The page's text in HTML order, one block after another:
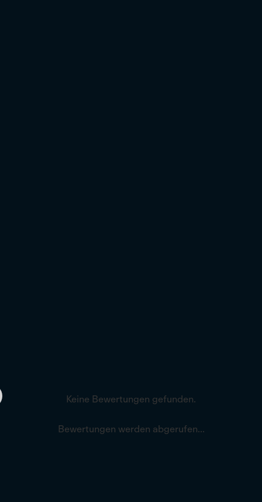
Keine Bewertungen gefunden.
Bewertungen werden abgerufen...